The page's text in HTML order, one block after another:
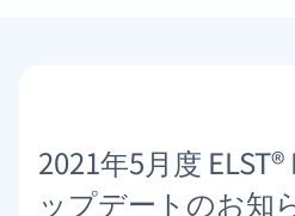
2021年5月度
ップデートのお知